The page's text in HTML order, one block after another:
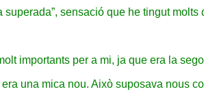
superada”, sensació que he tingut
importants per a mi, ja que era la
una mica nou. Això suposava nous